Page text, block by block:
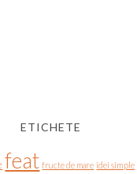
ETICHETE
feat fructe de mare idei simple